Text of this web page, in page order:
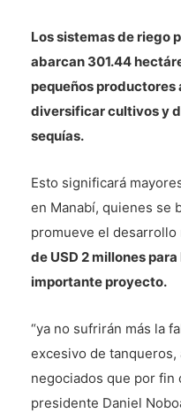
Los sistemas de riego
abarcan 301.44
pequeños productores
diversificar cultivos y
sequías.
Esto significará
en Manabí, quienes se
promueve el desarrollo
de USD 2 millones
importante proyecto.
“ya no sufrirán más la
excesivo de tanqueros,
negociados que por fin
presidente Daniel